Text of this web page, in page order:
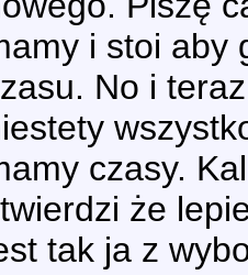
i stoi aby
No i
czasy.
że
tak ja z